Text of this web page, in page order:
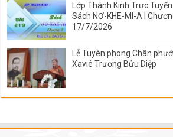
Lớp Thánh Kinh Trực
Sách NƠ-KHE-MI-A I
17/7/2026
Lễ Tuyên phong Chân
Xaviê Trương Bửu Diệp